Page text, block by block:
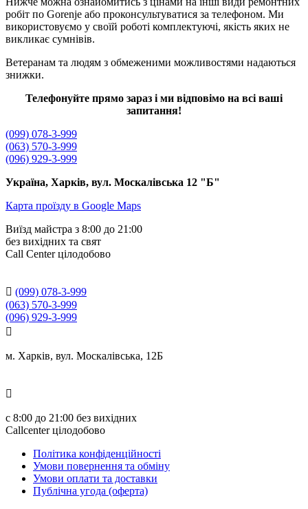
робіт по Gorenje або проконсультуватися за телефоном. Ми
використовуємо у своїй роботі комплектуючі, якість яких не
викликає сумнівів.
Ветеранам та людям з обмеженими можливостями надаються
знижки.
Телефонуйте прямо зараз і ми відповімо на всі ваші
запитання!
(099) 078-3-999
(063) 570-3-999
(096) 929-3-999
Україна, Харків, вул. Москалівська 12 "Б"
Карта проїзду в Google Maps
Виїзд майстра з 8:00 до 21:00
без вихідних та свят
Сall Сenter цілодобово
 (099) 078-3-999
(063) 570-3-999
(096) 929-3-999

м. Харків, вул. Москалівська, 12Б

с 8:00 до 21:00 без вихідних
Callcenter цілодобово
Політика конфіденційності
Умови повернення та обміну
Умови оплати та доставки
Публічна угода (оферта)